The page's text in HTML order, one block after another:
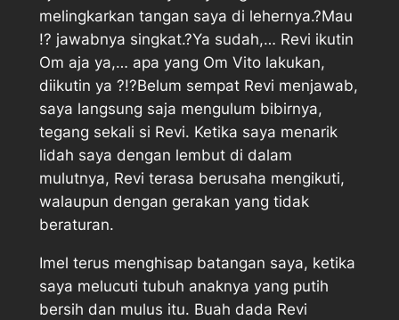
melingkarkan tangan saya di lehernya.?Mau
!? jawabnya singkat.?Ya sudah,… Revi ikutin
Om aja ya,… apa yang Om Vito lakukan,
diikutin ya ?!?Belum sempat Revi menjawab,
saya langsung saja mengulum bibirnya,
tegang sekali si Revi. Ketika saya menarik
lidah saya dengan lembut di dalam
mulutnya, Revi terasa berusaha mengikuti,
walaupun dengan gerakan yang tidak
beraturan.
Imel terus menghisap batangan saya, ketika
saya melucuti tubuh anaknya yang putih
bersih dan mulus itu. Buah dada Revi